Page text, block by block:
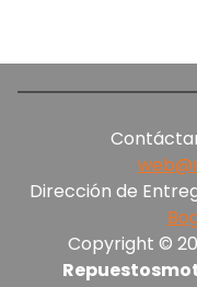
Dirección de
Copyright ©